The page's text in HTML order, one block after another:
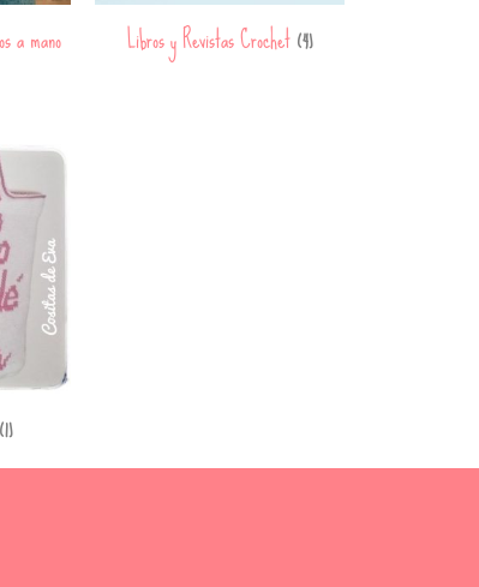
a mano Libros y Revistas Crochet(4)
(1)